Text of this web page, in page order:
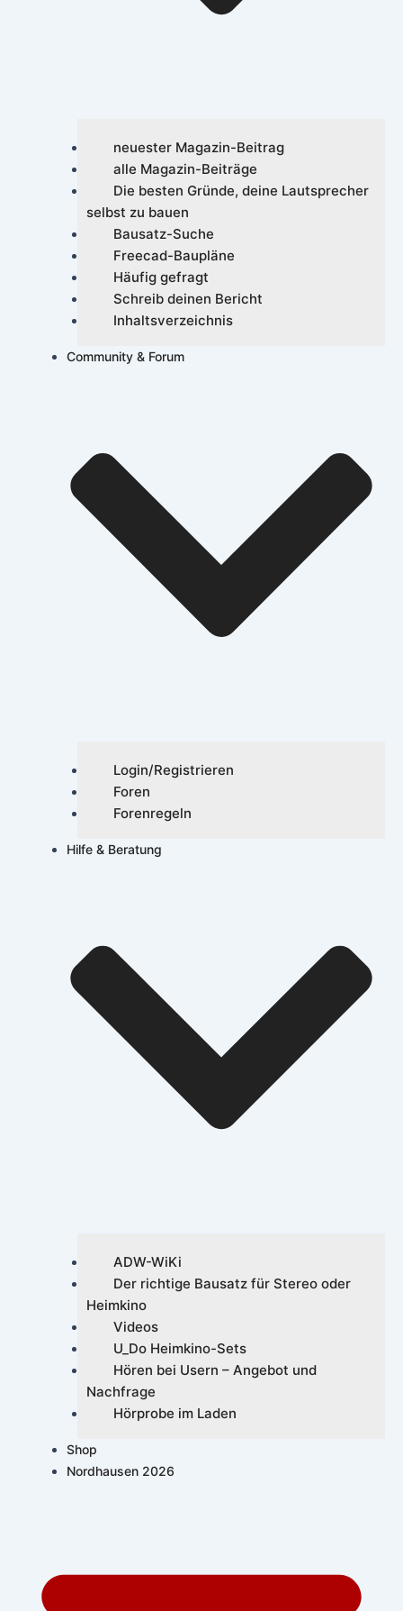
neuester Magazin-Beitrag
alle Magazin-Beiträge
Die besten Gründe, deine Lautsprecher
selbst zu bauen
Bausatz-Suche
Freecad-Baupläne
Häufig gefragt
Schreib deinen Bericht
Inhaltsverzeichnis
Community & Forum
Login/Registrieren
Foren
Forenregeln
Hilfe & Beratung
ADW-WiKi
Der richtige Bausatz für Stereo oder
Heimkino
Videos
U_Do Heimkino-Sets
Hören bei Usern – Angebot und
Nachfrage
Hörprobe im Laden
Shop
Nordhausen 2026